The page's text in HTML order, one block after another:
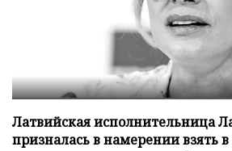
Латвийская исполнительница
призналась в намерении взять